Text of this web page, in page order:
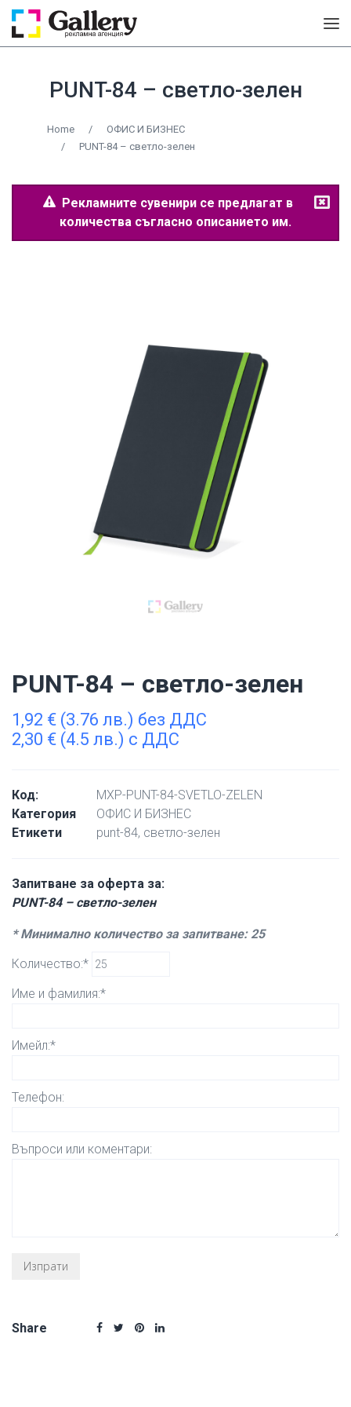
PUNT-84 – светло-зелен
Home /
ОФИС И БИЗНЕС
/
PUNT-84 – светло-зелен
Рекламните сувенири се предлагат в
количества съгласно описанието им.
PUNT-84 – светло-зелен
1,92 € (3.76 лв.) без ДДС
2,30 € (4.5 лв.) с ДДС
Код:
MXP-PUNT-84-SVETLO-ZELEN
Категория
ОФИС И БИЗНЕС
Етикети
punt-84, светло-зелен
Запитване за оферта за:
PUNT-84 – светло-зелен
* Минимално количество за запитване: 25
Количество:*
Име и фамилия:*
Имейл:*
Телефон:
Въпроси или коментари:
Share